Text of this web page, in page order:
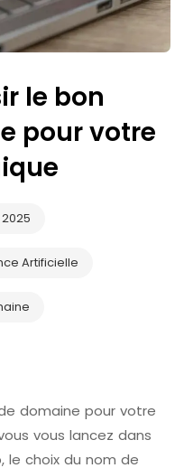
le bon
pour votre
Artificielle
domaine pour votre
vous lancez dans
le choix du nom de